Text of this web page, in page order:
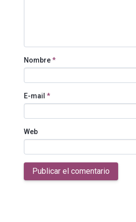
Nombre*
E-mail *
Web
Publicar el comentario